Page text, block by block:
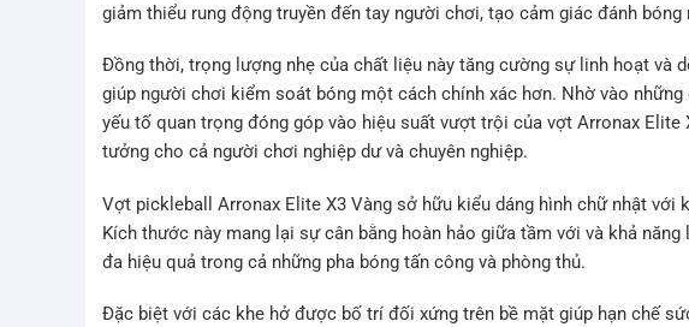
giảm thiểu rung động truyền đến tay người chơi, tạo cảm giác đánh
Đồng thời, trọng lượng nhẹ của chất liệu này tăng cường sự linh hoạt và
giúp người chơi kiểm soát bóng một cách chính xác hơn. Nhờ vào
yếu tố quan trọng đóng góp vào hiệu suất vượt trội của vợt Arronax
tưởng cho cả người chơi nghiệp dư và chuyên nghiệp.
Vợt pickleball Arronax Elite X3 Vàng sở hữu kiểu dáng hình chữ nhật với
Kích thước này mang lại sự cân bằng hoàn hảo giữa tầm với và khả
đa hiệu quả trong cả những pha bóng tấn công và phòng thủ.
Đặc biệt với các khe hở được bố trí đối xứng trên bề mặt giúp hạn chế